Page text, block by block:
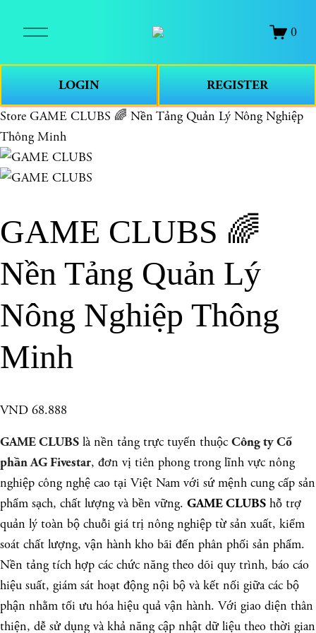
O
e
e
n
u
0
LOGIN REGISTER
Store GAME CLUBS 🌈 Nền Tảng Quản Lý Nông Nghiệp
Thông Minh
GAME CLUBS 🌈
Nền Tảng Quản Lý
Nông Nghiệp Thông
Minh
VND 68.888
GAME CLUBS là nền tảng trực tuyến thuộc Công ty Cổ
phần AG Fivestar, đơn vị tiên phong trong lĩnh vực nông
nghiệp công nghệ cao tại Việt Nam với sứ mệnh cung cấp sản
phẩm sạch, chất lượng và bền vững. GAME CLUBS hỗ trợ
quản lý toàn bộ chuỗi giá trị nông nghiệp từ sản xuất, kiểm
soát chất lượng, vận hành kho bãi đến phân phối sản phẩm.
Nền tảng tích hợp các chức năng theo dõi quy trình, báo cáo
hiệu suất, giám sát hoạt động nội bộ và kết nối giữa các bộ
phận nhằm tối ưu hóa hiệu quả vận hành. Với giao diện thân
thiện, dễ sử dụng và khả năng cập nhật dữ liệu theo thời gian